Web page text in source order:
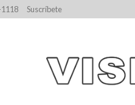
1118 Suscríbete